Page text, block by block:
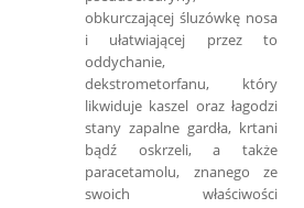
obkurczającej śluzówkę nosa
i ułatwiającej przez to
oddychanie,
dekstrometorfanu, który
likwiduje kaszel oraz łagodzi
stany zapalne gardła, krtani
bądź oskrzeli, a także
paracetamolu, znanego ze
swoich właściwości